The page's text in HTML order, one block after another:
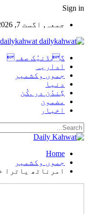
Sign in
جمعہ, اگست 7, 2026
dailykahwat -
گ.ڈنیُک صفہ
اداریہ
جموں وکشمیر
دنیا
گِندُن در .کُن
مضمون
اخبار
Home
جموں وکشمیر
امرناتھ یاترا